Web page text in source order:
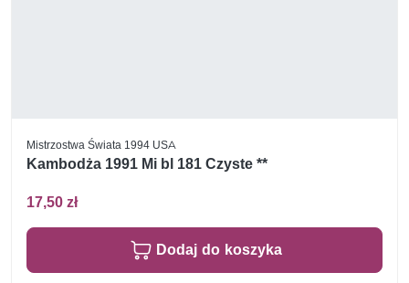
Mistrzostwa Świata 1994 USA
Kambodża 1991 Mi bl 181 Czyste **
17,50 zł
Dodaj do koszyka